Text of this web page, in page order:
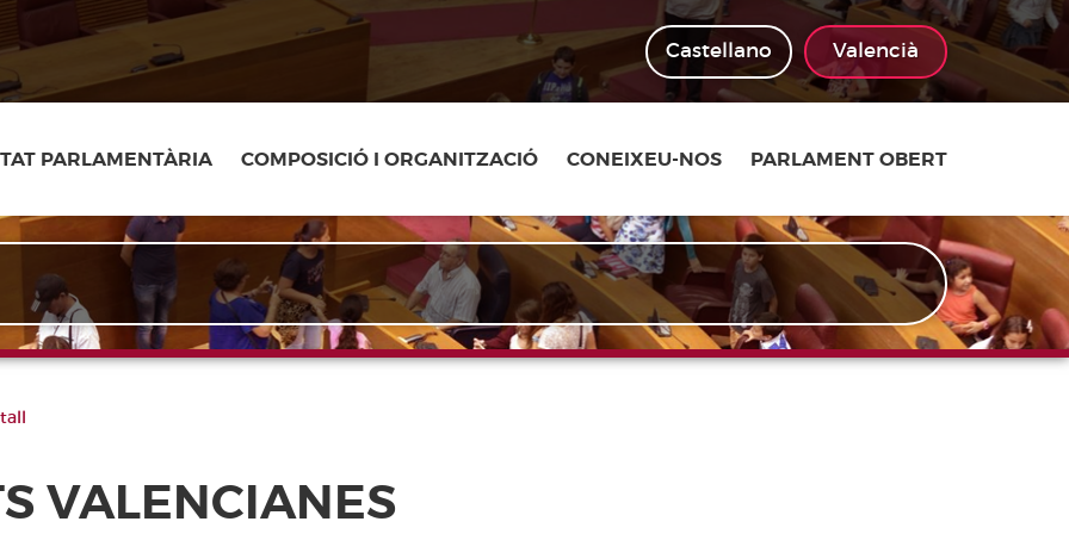
Castellano Valencià
PARLAMENTÀRIA COMPOSICIÓ I ORGANITZACIÓ CONEIXEU-NOS PARLAMENT OBERT
VALENCIANES